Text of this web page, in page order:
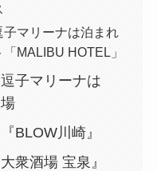
子マリーナは泊まれ
MALIBU HOTEL」
子マリーナは
BLOW川崎』
衆酒場 宝泉』